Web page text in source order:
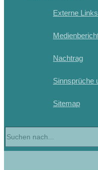
Externe Links
Nachtrag
Sinnsprüche
Sitemap